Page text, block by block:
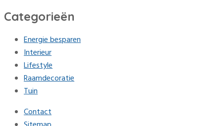
Categorieën
Energie besparen
Interieur
Lifestyle
Raamdecoratie
Tuin
Contact